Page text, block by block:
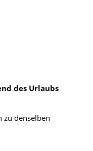
des Urlaubs
zu denselben